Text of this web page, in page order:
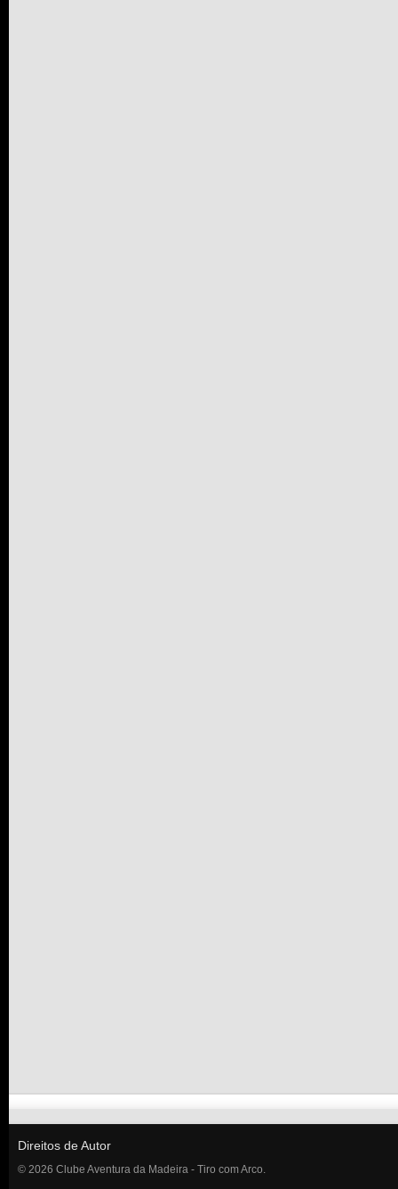
Direitos de Autor
© 2026 Clube Aventura da Madeira - Tiro com Arco.